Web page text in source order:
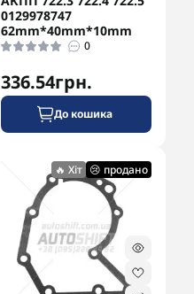
0129978747
62mm*40mm*10mm
0
336.54грн.
До кошика
🔥 Хіт 😢 продано